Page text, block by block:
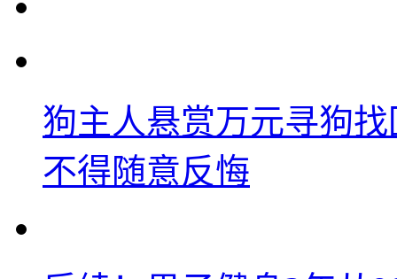
狗主人悬赏万元寻狗
不得随意反悔